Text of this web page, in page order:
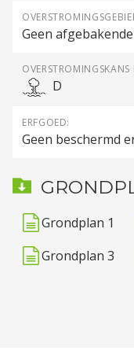
Geen
OVERSTROMINGSKANS
D
ERFGOED:
Geen beschermd
Grondplan 1
Grondplan 3